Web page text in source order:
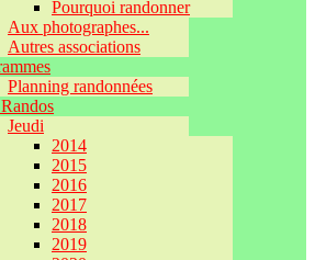
Pourquoi randonner
Aux photographes...
Autres associations
Planning randonnées
Jeudi
2014
2015
2016
2017
2018
2019